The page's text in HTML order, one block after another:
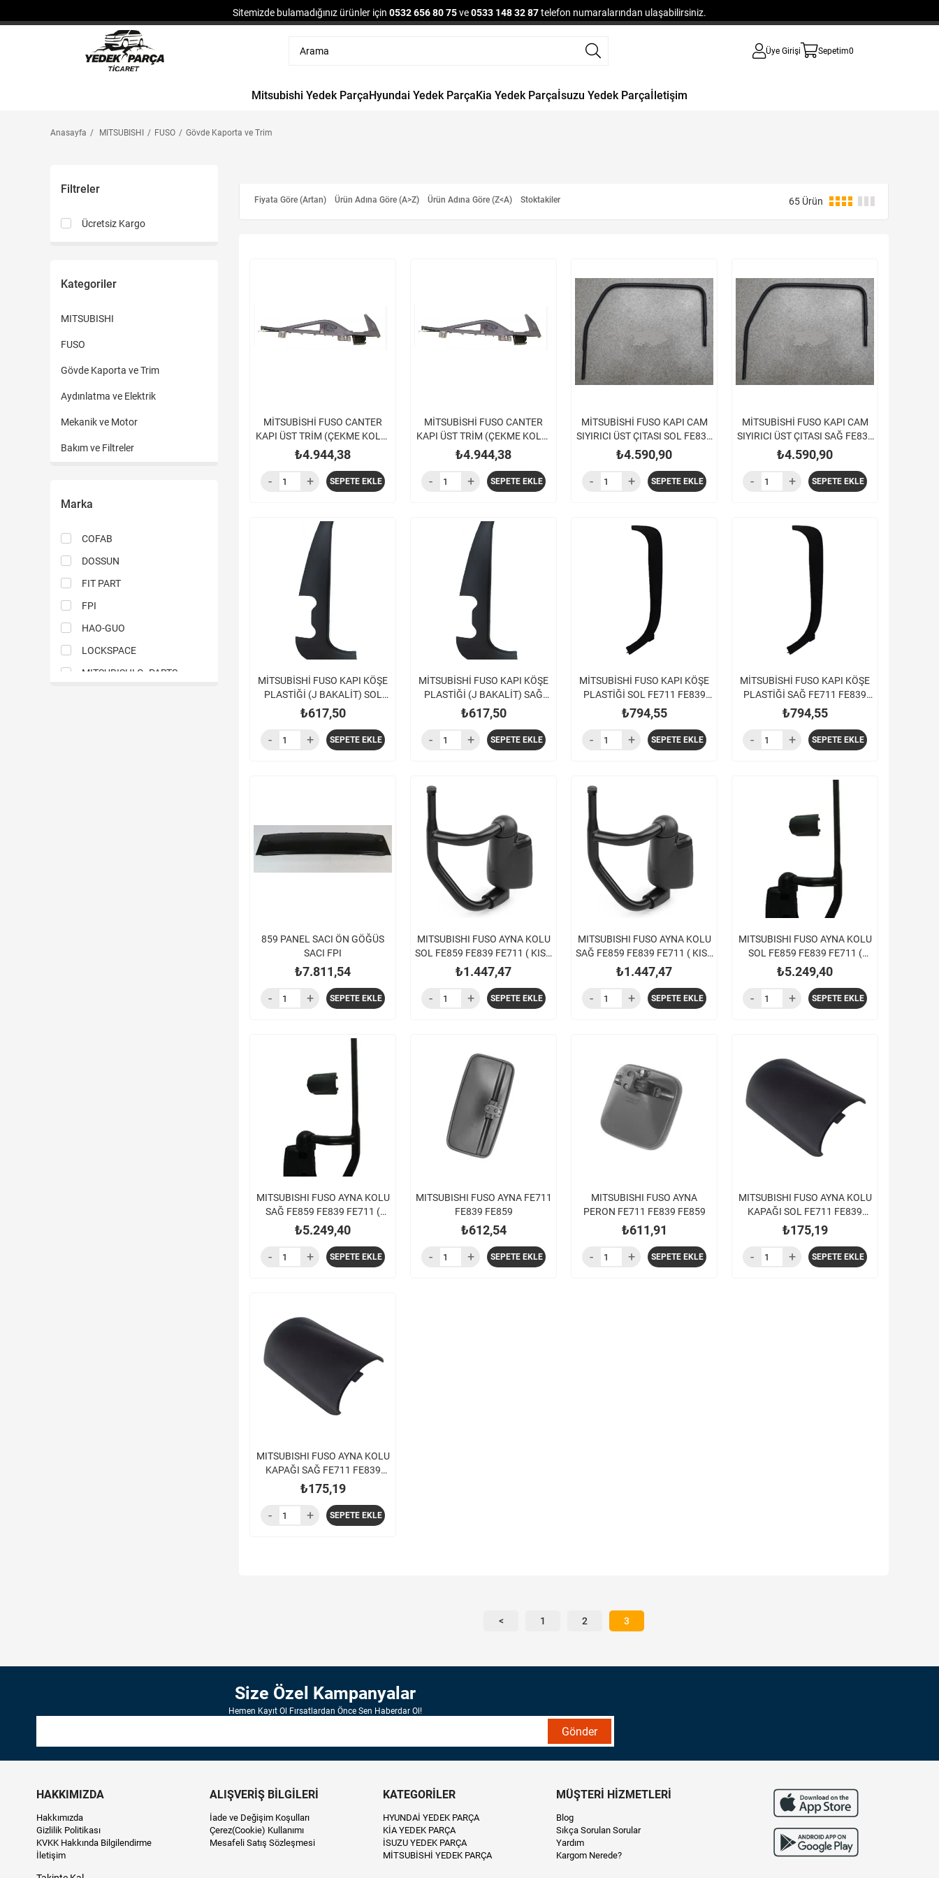
Sitemizde bulamadığınız ürünler için 0532 656 80 75ve0533 148 32 87telefon numaralarından ulaşabilirsiniz.
Üye Girişi Sepetim0
Mitsubishi Yedek ParçaHyundai Yedek ParçaKia Yedek Parçaİsuzu Yedek Parçaİletişim
Anasayfa MITSUBISHI FUSO Gövde Kaporta ve Trim
Filtreler
Ücretsiz Kargo
Kategoriler
MITSUBISHI
FUSO
Gövde Kaporta ve Trim
Aydınlatma ve Elektrik
Mekanik ve Motor
Bakım ve Filtreler
Şanzıman ve Debriyaj
Hortumlar
Marka
COFAB
DOSSUN
FIT PART
FPI
HAO-GUO
LOCKSPACE
MITSUBISHI G. PARTS
Fiyata Göre (Artan) Ürün Adına Göre (A>Z) Ürün Adına Göre (Z<A) Stoktakiler 65 Ürün
MİTSUBİSHİ FUSO CANTER
KAPI ÜST TRİM (ÇEKME KOLU)
SOL FE839 FE859 EURO5 TFB7
₺4.944,38
SEPETE EKLE
MİTSUBİSHİ FUSO CANTER
KAPI ÜST TRİM (ÇEKME KOLU)
SAĞ FE839 FE859 EURO5 TFB7
₺4.944,38
SEPETE EKLE
MİTSUBİSHİ FUSO KAPI CAM
SIYIRICI ÜST ÇITASI SOL FE839
FE859 EURO5 TFB75
₺4.590,90
SEPETE EKLE
MİTSUBİSHİ FUSO KAPI CAM
SIYIRICI ÜST ÇITASI SAĞ FE839
FE859 EURO5 TFB75
₺4.590,90
SEPETE EKLE
MİTSUBİSHİ FUSO KAPI KÖŞE
PLASTİĞİ (J BAKALİT) SOL
FE859 FE839 TFB75 EURO5
₺617,50
SEPETE EKLE
MİTSUBİSHİ FUSO KAPI KÖŞE
PLASTİĞİ (J BAKALİT) SAĞ
FE859 FE839 TFB75 EURO5
₺617,50
SEPETE EKLE
MİTSUBİSHİ FUSO KAPI KÖŞE
PLASTİĞİ SOL FE711 FE839
FE859 EURO5 TFB75
₺794,55
SEPETE EKLE
MİTSUBİSHİ FUSO KAPI KÖŞE
PLASTİĞİ SAĞ FE711 FE839
FE859 EURO5 TFB75
₺794,55
SEPETE EKLE
859 PANEL SACI ÖN GÖĞÜS
SACI FPI
₺7.811,54
SEPETE EKLE
MITSUBISHI FUSO AYNA KOLU
SOL FE859 FE839 FE711 ( KISA
TİP )
₺1.447,47
SEPETE EKLE
MITSUBISHI FUSO AYNA KOLU
SAĞ FE859 FE839 FE711 ( KISA
TİP )
₺1.447,47
SEPETE EKLE
MITSUBISHI FUSO AYNA KOLU
SOL FE859 FE839 FE711 (
UZUN TİP )
₺5.249,40
SEPETE EKLE
MITSUBISHI FUSO AYNA KOLU
SAĞ FE859 FE839 FE711 (
UZUN TİP )
₺5.249,40
SEPETE EKLE
MITSUBISHI FUSO AYNA FE711
FE839 FE859
₺612,54
SEPETE EKLE
MITSUBISHI FUSO AYNA
PERON FE711 FE839 FE859
₺611,91
SEPETE EKLE
MITSUBISHI FUSO AYNA KOLU
KAPAĞI SOL FE711 FE839
FE859 ( KISA KAPAK )
₺175,19
SEPETE EKLE
MITSUBISHI FUSO AYNA KOLU
KAPAĞI SAĞ FE711 FE839
FE859 ( KISA KAPAK )
₺175,19
SEPETE EKLE
< 1 2 3
Size Özel Kampanyalar
Hemen Kayıt Ol Fırsatlardan Önce Sen Haberdar Ol!
Gönder
HAKKIMIZDA
Hakkımızda
Gizlilik Politikası
KVKK Hakkında Bilgilendirme
İletişim
ALIŞVERİŞ BİLGİLERİ
İade ve Değişim Koşulları
Çerez(Cookie) Kullanımı
Mesafeli Satış Sözleşmesi
KATEGORİLER
HYUNDAİ YEDEK PARÇA
KİA YEDEK PARÇA
İSUZU YEDEK PARÇA
MİTSUBİSHİ YEDEK PARÇA
MÜŞTERİ HİZMETLERİ
Blog
Sıkça Sorulan Sorular
Yardım
Kargom Nerede?